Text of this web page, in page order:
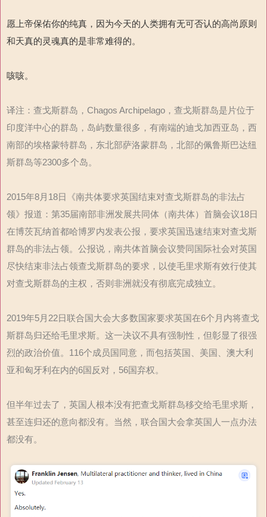
愿上帝保佑你的纯真，因为今天的人类拥有无可否认的高尚原则
和天真的灵魂真的是非常难得的。
咳咳。
译注：查戈斯群岛，Chagos Archipelago，查戈斯群岛是片位于
印度洋中心的群岛，岛屿数量很多，有南端的迪戈加西亚岛，西
南部的埃格蒙特群岛，东北部萨洛蒙群岛，北部的佩鲁斯巴达纽
斯群岛等2300多个岛。
2015年8月18日《南共体要求英国结束对查戈斯群岛的非法占
领》报道：第35届南部非洲发展共同体（南共体）首脑会议18日
在博茨瓦纳首都哈博罗内发表公报，要求英国迅速结束对查戈斯
群岛的非法占领。公报说，南共体首脑会议赞同国际社会对英国
尽快结束非法占领查戈斯群岛的要求，以使毛里求斯有效行使其
对查戈斯群岛的主权，否则非洲就没有彻底完成独立。
2019年5月22日联合国大会大多数国家要求英国在6个月内将查戈
斯群岛归还给毛里求斯。这一决议不具有强制性，但彰显了很强
烈的政治价值。116个成员国同意，而包括英国、美国、澳大利
亚和匈牙利在内的6国反对，56国弃权。
但半年过去了，英国人根本没有把查戈斯群岛移交给毛里求斯，
甚至连归还的意向都没有。当然，联合国大会拿英国人一点办法
都没有。